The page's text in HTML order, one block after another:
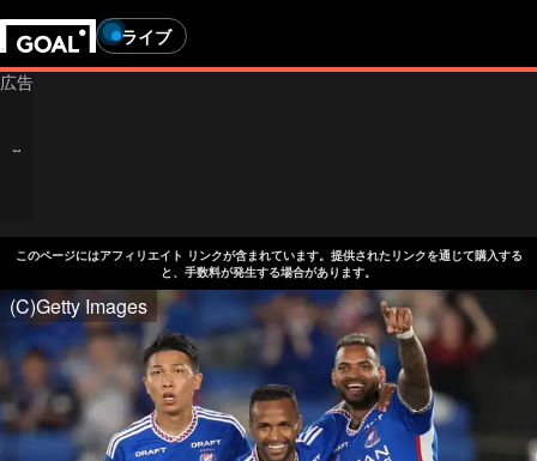
ライブ
このページにはアフィリエイト リンクが含まれています。提供されたリンクを通じて購入する
と、手数料が発生する場合があります。
(C)Getty Images